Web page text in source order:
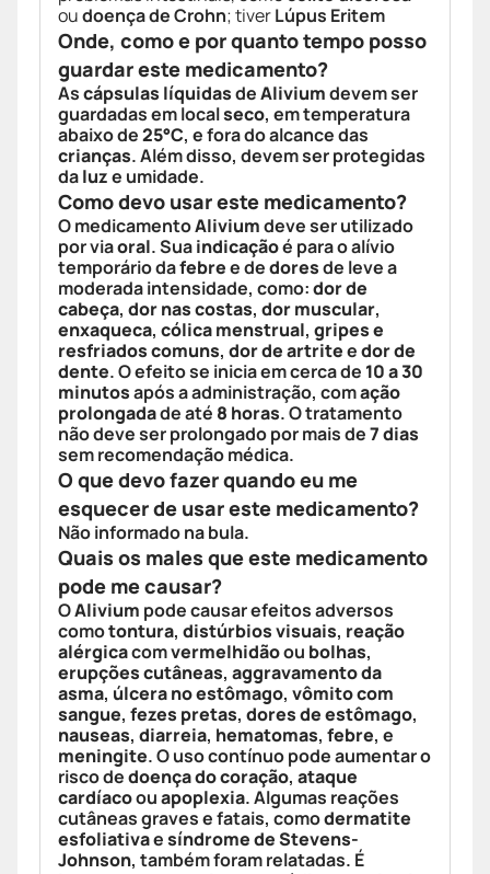
oudoença de Crohn; tiverLúpus Eritem
Onde, como e por quanto tempo posso
guardar este medicamento?
Ascápsulas líquidasdeAliviumdevem ser
guardadas em localseco, em temperatura
abaixo de25°C, e fora do alcance das
crianças. Além disso, devem ser protegidas
daluze umidade.
Como devo usar este medicamento?
O medicamentoAliviumdeve ser utilizado
por viaoral. Suaindicaçãoé para o alívio
temporário dafebree dedoresde leve a
moderada intensidade, como:dor de
cabeça, dor nas costas, dor muscular,
enxaqueca, cólica menstrual, gripes e
resfriados comuns, dor de artriteedor de
dente. O efeito se inicia em cerca de 10 a 30
minutosapós a administração, comação
prolongadade até 8 horas. O tratamento
não deve ser prolongado por mais de7 dias
sem recomendação médica.
O que devo fazer quando eu me
esquecer de usar este medicamento?
Não informado na bula.
Quais os males que este medicamento
pode me causar?
OAlivium pode causar efeitos adversos
comotontura, distúrbios visuais, reação
alérgicacomvermelhidãoou bolhas,
erupções cutâneas, aggravamento da
asma, úlcera no estômago, vômito com
sangue, fezes pretas, dores de estômago,
nauseas, diarreia, hematomas, febre, e
meningite. O uso contínuo pode aumentar o
risco dedoença do coração, ataque
cardíacoouapoplexia. Algumas reações
cutâneas graves e fatais, comodermatite
esfoliativaesíndrome de Stevens-
Johnson, também foram relatadas. É